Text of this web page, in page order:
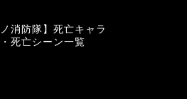
ノ消防隊】死亡キャラ
死亡シーン一覧